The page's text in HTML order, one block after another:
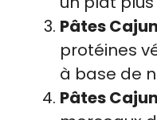
Pâtes
protéines
à base de
Pâtes